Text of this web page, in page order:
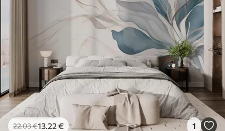
22.03€13 .22 € 1